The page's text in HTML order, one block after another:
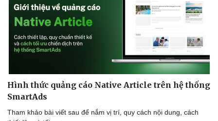
Hình thức quảng cáo Native Article trên hệ thống
SmartAds
Tham khảo bài viết sau để nắm vị trí, quy cách nội dung, cách